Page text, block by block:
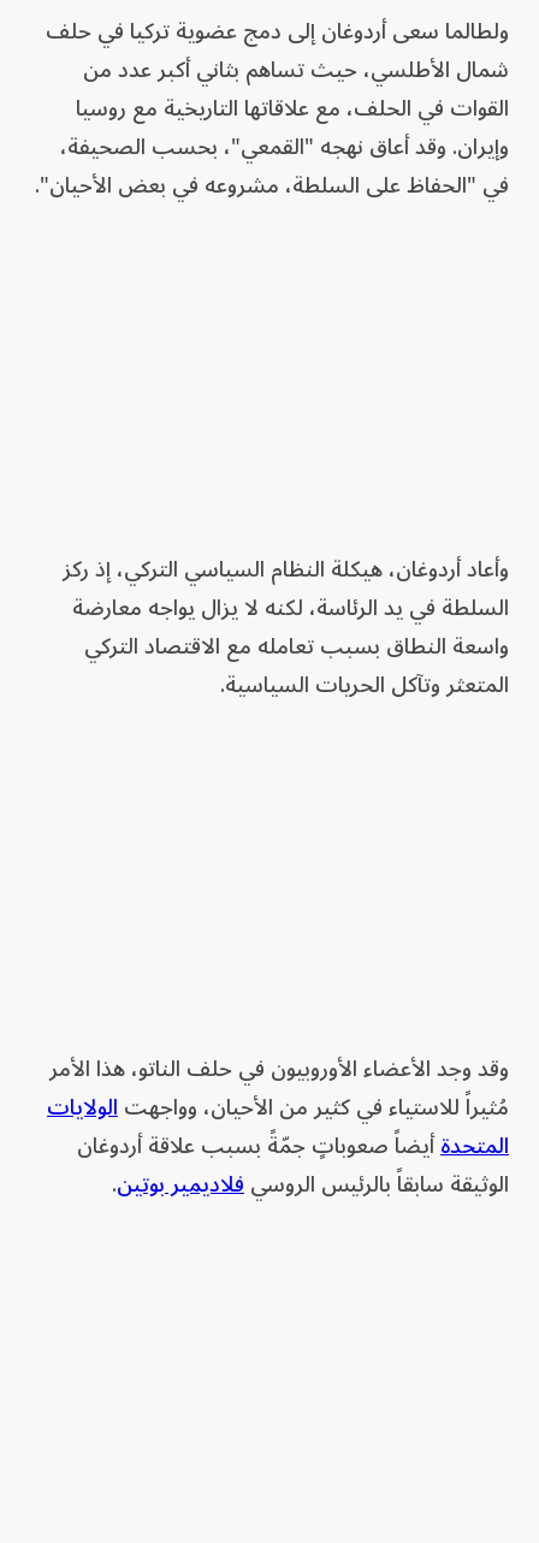
ولطالما سعى أردوغان إلى دمج عضوية تركيا في حلف
شمال الأطلسي، حيث تساهم بثاني أكبر عدد من
القوات في الحلف، مع علاقاتها التاريخية مع روسيا
وإيران. وقد أعاق نهجه "القمعي"، بحسب الصحيفة،
في "الحفاظ على السلطة، مشروعه في بعض الأحيان".
وأعاد أردوغان، هيكلة النظام السياسي التركي، إذ ركز
السلطة في يد الرئاسة، لكنه لا يزال يواجه معارضة
واسعة النطاق بسبب تعامله مع الاقتصاد التركي
المتعثر وتآكل الحريات السياسية.
وقد وجد الأعضاء الأوروبيون في حلف الناتو، هذا الأمر
مُثيراً للاستياء في كثير من الأحيان، وواجهتالولايات
المتحدةأيضاً صعوباتٍ جمّةً بسبب علاقة أردوغان
الوثيقة سابقاً بالرئيس الروسيفلاديمير بوتين.